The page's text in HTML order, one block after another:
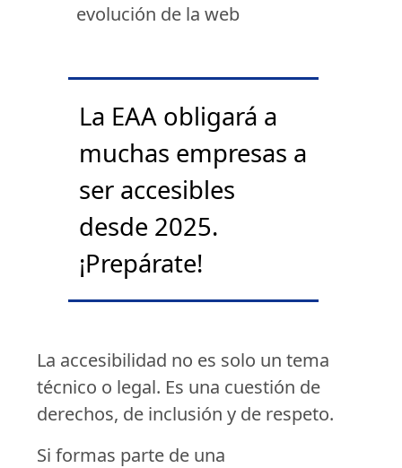
evolución de la web
La EAA obligará a
muchas empresas a
ser accesibles
desde 2025.
¡Prepárate!
La accesibilidad no es solo un tema
técnico o legal. Es una cuestión de
derechos, de inclusión y de respeto.
Si formas parte de una